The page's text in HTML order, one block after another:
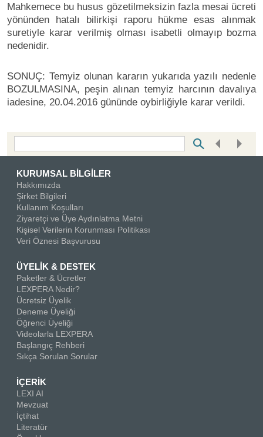
Mahkemece bu husus gözetilmeksizin fazla mesai ücreti
yönünden hatalı bilirkişi raporu hükme esas alınmak
suretiyle karar verilmiş olması isabetli olmayıp bozma
nedenidir.
SONUÇ: Temyiz olunan kararın yukarıda yazılı nedenle
BOZULMASINA, peşin alınan temyiz harcının davalıya
iadesine, 20.04.2016 gününde oybirliğiyle karar verildi.
KURUMSAL BİLGİLER
Hakkımızda
Şirket Bilgileri
Kullanım Koşulları
Ziyaretçi ve Üye Aydınlatma Metni
Kişisel Verilerin Korunması Politikası
Veri Öznesi Başvurusu
ÜYELİK & DESTEK
Paketler & Ücretler
LEXPERA Nedir?
Ücretsiz Üyelik
Deneme Üyeliği
Öğrenci Üyeliği
Videolarla LEXPERA
Başlangıç Rehberi
Sıkça Sorulan Sorular
İÇERİK
LEXI AI
Mevzuat
İçtihat
Literatür